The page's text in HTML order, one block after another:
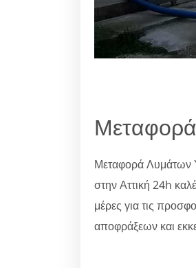
Μεταφορά Λυμάτων
στην Αττική 24h
μέρες για τις
αποφράξεων και